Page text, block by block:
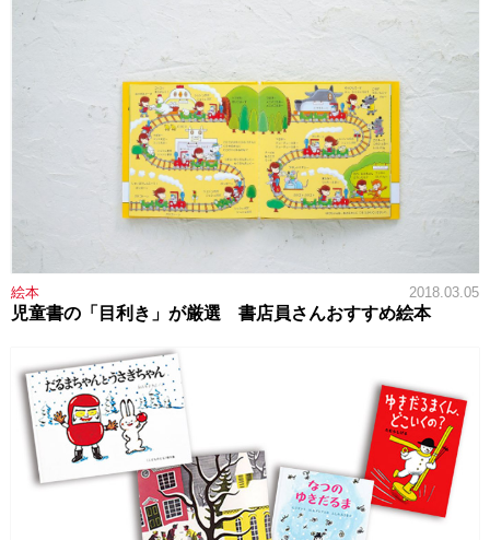
絵本 2018.03.05
児童書の「目利き」が厳選 書店員さんおすすめ絵本